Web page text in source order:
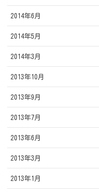
2014年6月
2014年5月
2014年3月
2013年10月
2013年9月
2013年7月
2013年6月
2013年3月
2013年1月